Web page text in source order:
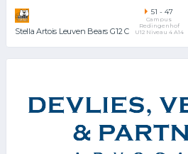
Stella Artois Leuven Bears G12 C
51 - 47
Campus
Redingenhof
U12 Niveau 4 A14